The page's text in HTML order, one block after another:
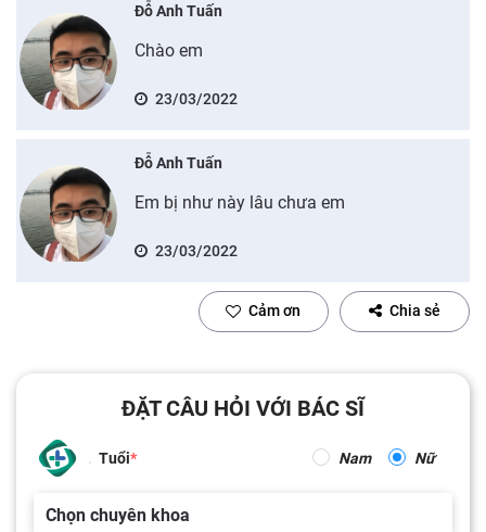
Đỗ Anh Tuấn
Chào em
23/03/2022
Đỗ Anh Tuấn
Em bị như này lâu chưa em
23/03/2022
Cảm ơn Chia sẻ
ĐẶT CÂU HỎI VỚI BÁC SĨ
Tuổi Nam Nữ
Chọn chuyên khoa